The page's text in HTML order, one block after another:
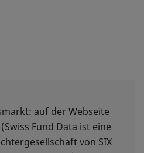
auf der Webseite
(Swiss Fund Data ist eine
von SIX